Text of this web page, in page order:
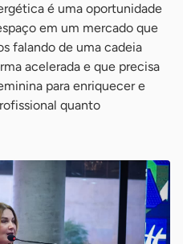
é uma oportunidade
em um mercado que
falando de uma cadeia
acelerada e que precisa
para enriquecer e
quanto